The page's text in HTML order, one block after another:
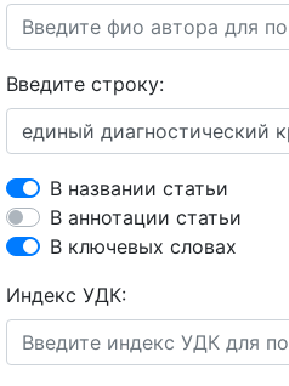
Введите строку:
В названии статьи
В аннотации статьи
В ключевых словах
Индекс УДК: